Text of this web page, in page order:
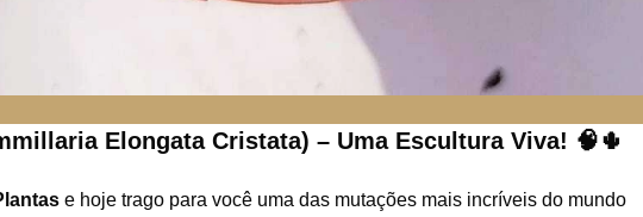
Elongata Cristata) – Uma Escultura Viva! 🧠🌵
e hoje trago para você uma das mutações mais incríveis do mundo